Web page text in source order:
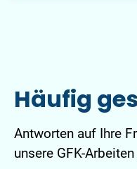
Häufig
Antworten auf Ihre
unsere GFK-